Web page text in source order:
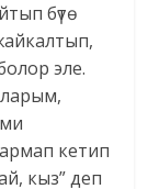
бүтө
эле.
кетип
кыз” деп